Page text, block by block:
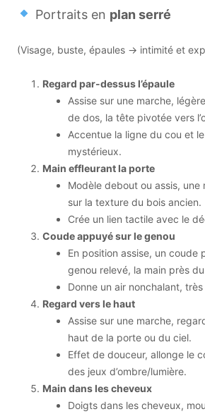
Portraits en plan serré
(Visage, buste, épaules → intimité et
Regard par-dessus l’épaule
Assise sur une marche,
de dos, la tête pivotée vers
Accentue la ligne du cou et
mystérieux.
Main effleurant la porte
Modèle debout ou assis, une
sur la texture du bois ancien.
Crée un lien tactile avec le
Coude appuyé sur le genou
En position assise, un coude
genou relevé, la main près
Donne un air nonchalant,
Regard vers le haut
Assise sur une marche,
haut de la porte ou du ciel.
Effet de douceur, allonge le
des jeux d’ombre/lumière.
Main dans les cheveux
Doigts dans les cheveux,